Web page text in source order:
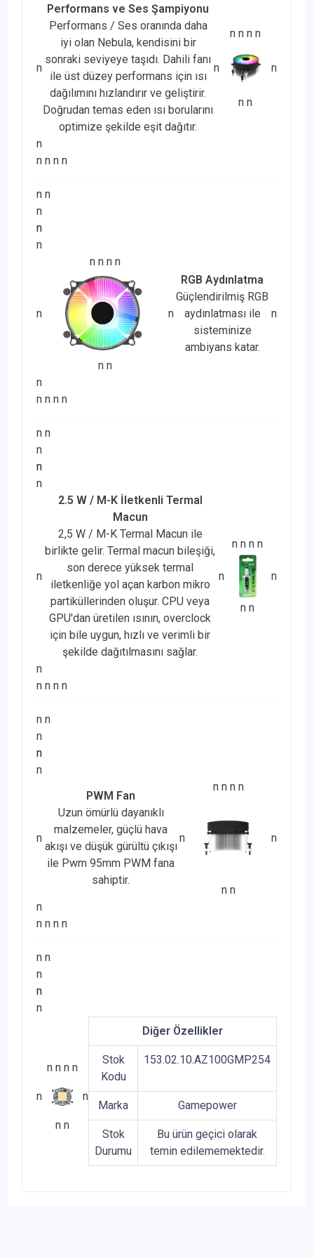
n
Performans ve Ses Şampiyonu
Performans / Ses oranında daha
iyi olan Nebula, kendisini bir
sonraki seviyeye taşıdı. Dahili fanı
ile üst düzey performans için ısı
dağılımını hızlandırır ve geliştirir.
Doğrudan temas eden ısı borularını
optimize şekilde eşit dağıtır.
n
nnnn
nn
n
n
n n n n
n n
n
n
n
n
n n n n
n n
n
RGB Aydınlatma
Güçlendirilmiş RGB
aydınlatması ile
sisteminize
ambiyans katar.
n
n
n n n n
n n
n
n
n
n
2.5 W / M-K İletkenli Termal
Macun
2,5 W / M-K Termal Macun ile
birlikte gelir. Termal macun bileşiği,
son derece yüksek termal
iletkenliğe yol açan karbon mikro
partiküllerinden oluşur. CPU veya
GPU'dan üretilen ısının, overclock
için bile uygun, hızlı ve verimli bir
şekilde dağıtılmasını sağlar.
n
nnnn
nn
n
n
n n n n
n n
n
n
n
n
PWM Fan
Uzun ömürlü dayanıklı
malzemeler, güçlü hava
akışı ve düşük gürültü çıkışı
ile Pwm 95mm PWM fana
sahiptir.
n
n n n n
n n
n
n
n n n n
n n
n
n
n
n
n n n n
n n
n
Diğer Özellikler
Stok
Kodu
153.02.10.AZ100GMP254
Marka Gamepower
Stok
Durumu
Bu ürün geçici olarak
temin edilememektedir.